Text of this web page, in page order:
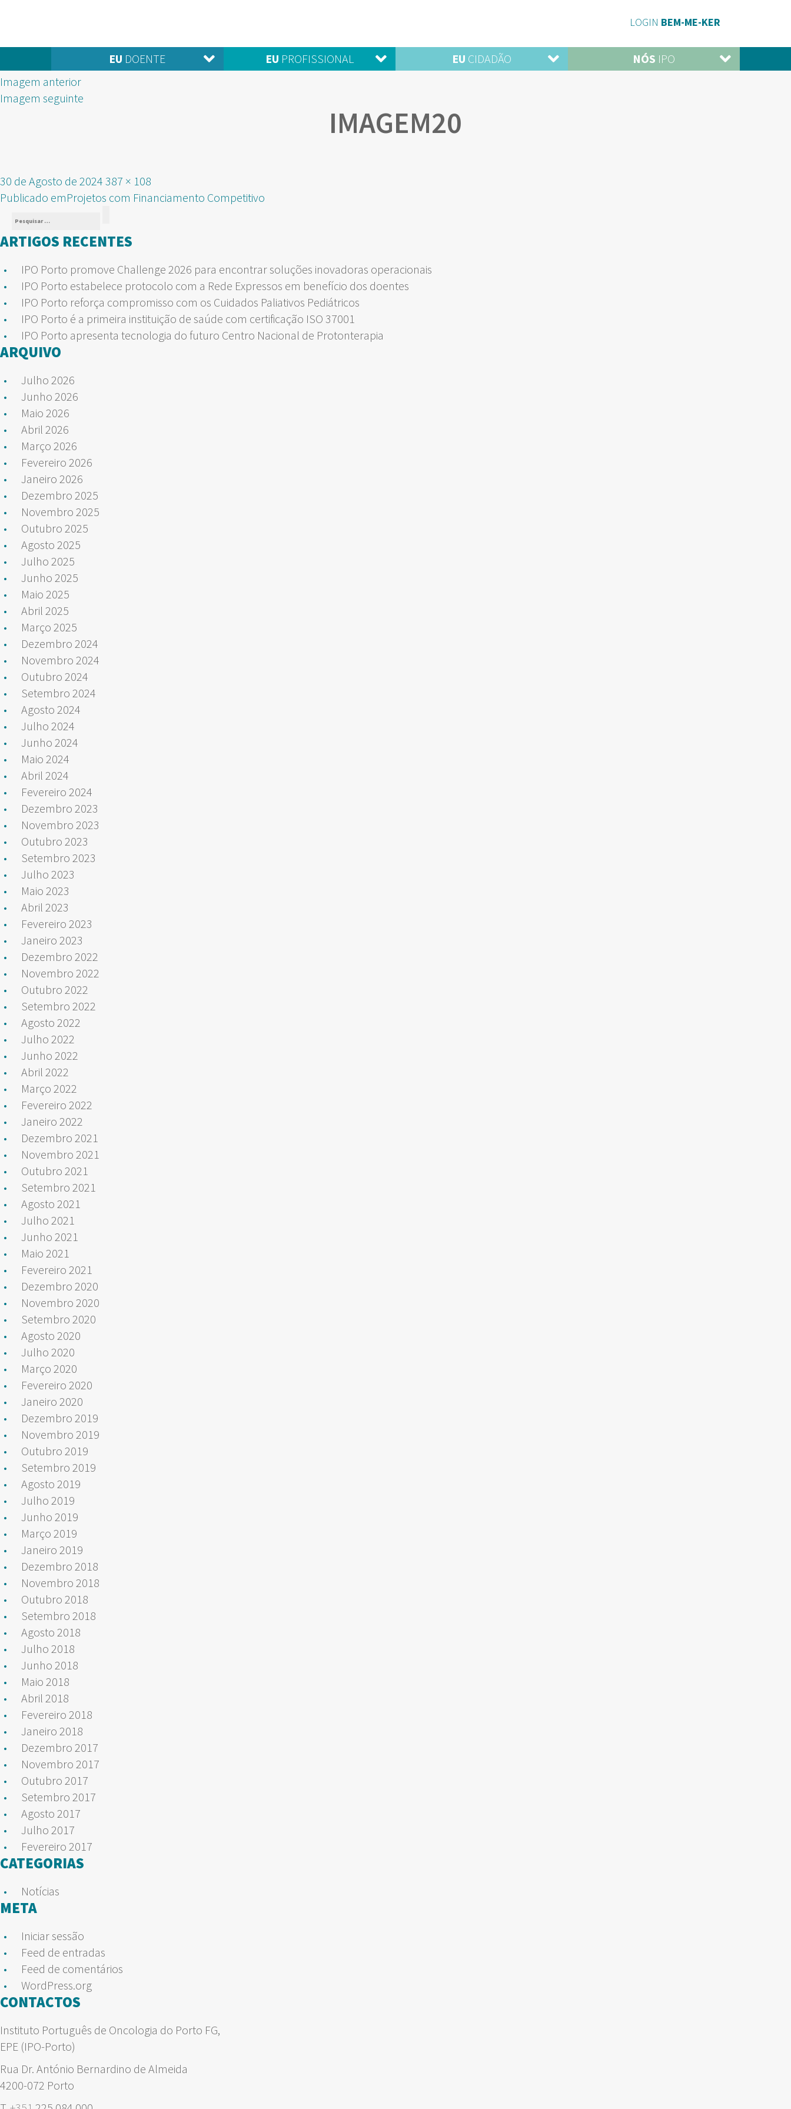
LOGIN BEM-ME-KER
EU DOENTE EU PROFISSIONAL EU CIDADÃO NÓS IPO
Imagem anterior
Imagem seguinte
IMAGEM20
Publicado
em
30 de Agosto de 2024 Tamanho
real
387 × 108
NAVEGAÇÃO
DE
ARTIGOS
Publicado emProjetos com Financiamento Competitivo
Pesquisar
por:
ARTIGOS RECENTES
IPO Porto promove Challenge 2026 para encontrar soluções inovadoras operacionais
IPO Porto estabelece protocolo com a Rede Expressos em benefício dos doentes
IPO Porto reforça compromisso com os Cuidados Paliativos Pediátricos
IPO Porto é a primeira instituição de saúde com certificação ISO 37001
IPO Porto apresenta tecnologia do futuro Centro Nacional de Protonterapia
ARQUIVO
Julho 2026
Junho 2026
Maio 2026
Abril 2026
Março 2026
Fevereiro 2026
Janeiro 2026
Dezembro 2025
Novembro 2025
Outubro 2025
Agosto 2025
Julho 2025
Junho 2025
Maio 2025
Abril 2025
Março 2025
Dezembro 2024
Novembro 2024
Outubro 2024
Setembro 2024
Agosto 2024
Julho 2024
Junho 2024
Maio 2024
Abril 2024
Fevereiro 2024
Dezembro 2023
Novembro 2023
Outubro 2023
Setembro 2023
Julho 2023
Maio 2023
Abril 2023
Fevereiro 2023
Janeiro 2023
Dezembro 2022
Novembro 2022
Outubro 2022
Setembro 2022
Agosto 2022
Julho 2022
Junho 2022
Abril 2022
Março 2022
Fevereiro 2022
Janeiro 2022
Dezembro 2021
Novembro 2021
Outubro 2021
Setembro 2021
Agosto 2021
Julho 2021
Junho 2021
Maio 2021
Fevereiro 2021
Dezembro 2020
Novembro 2020
Setembro 2020
Agosto 2020
Julho 2020
Março 2020
Fevereiro 2020
Janeiro 2020
Dezembro 2019
Novembro 2019
Outubro 2019
Setembro 2019
Agosto 2019
Julho 2019
Junho 2019
Março 2019
Janeiro 2019
Dezembro 2018
Novembro 2018
Outubro 2018
Setembro 2018
Agosto 2018
Julho 2018
Junho 2018
Maio 2018
Abril 2018
Fevereiro 2018
Janeiro 2018
Dezembro 2017
Novembro 2017
Outubro 2017
Setembro 2017
Agosto 2017
Julho 2017
Fevereiro 2017
CATEGORIAS
Notícias
META
Iniciar sessão
Feed de entradas
Feed de comentários
WordPress.org
CONTACTOS
Instituto Português de Oncologia do Porto FG,
EPE (IPO-Porto)
Rua Dr. António Bernardino de Almeida
4200-072 Porto